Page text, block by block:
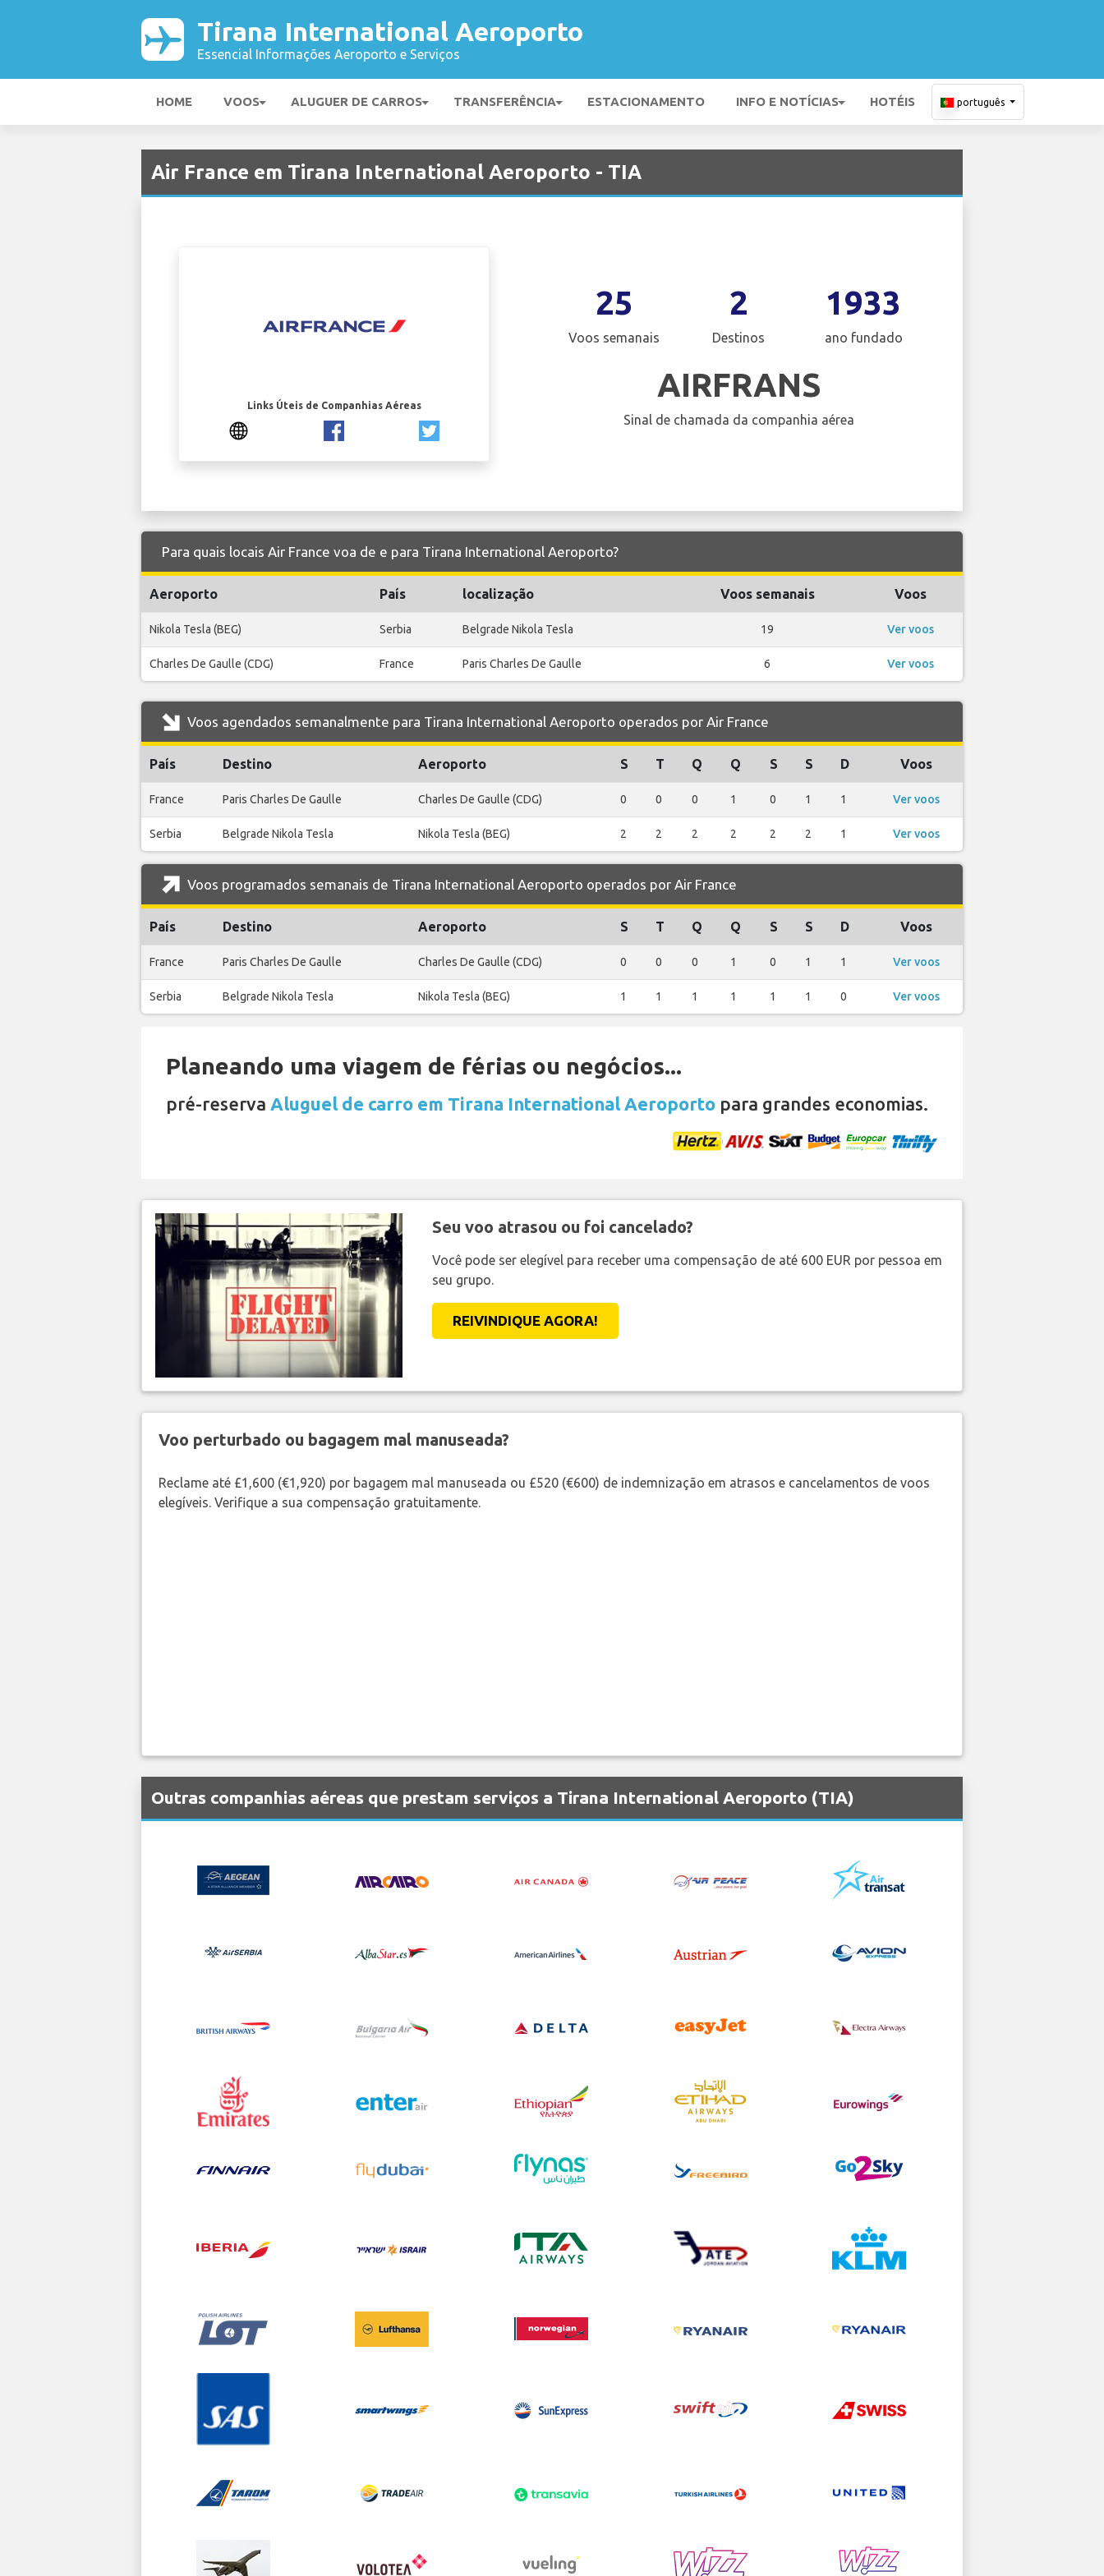
Tirana International Aeroporto
Essencial Informações Aeroporto e Serviços
HOME VOOS ALUGUER DE CARROS TRANSFERÊNCIA ESTACIONAMENTO INFO E NOTÍCIAS HOTÉIS português
Air France em Tirana International Aeroporto - TIA
Links Úteis de Companhias Aéreas
25
Voos semanais
2
Destinos
1933
ano fundado
AIRFRANS
Sinal de chamada da companhia aérea
Para quais locais Air France voa de e para Tirana International Aeroporto?
Aeroporto País localização Voos semanais Voos
Nikola Tesla (BEG) Serbia Belgrade Nikola Tesla 19 Ver voos
Charles De Gaulle (CDG) France Paris Charles De Gaulle 6 Ver voos
Voos agendados semanalmente para Tirana International Aeroporto operados por Air France
País Destino Aeroporto S T Q Q S S D Voos
France Paris Charles De Gaulle Charles De Gaulle (CDG) 0 0 0 1 0 1 1 Ver voos
Serbia Belgrade Nikola Tesla Nikola Tesla (BEG) 2 2 2 2 2 2 1 Ver voos
Voos programados semanais de Tirana International Aeroporto operados por Air France
País Destino Aeroporto S T Q Q S S D Voos
France Paris Charles De Gaulle Charles De Gaulle (CDG) 0 0 0 1 0 1 1 Ver voos
Serbia Belgrade Nikola Tesla Nikola Tesla (BEG) 1 1 1 1 1 1 0 Ver voos
Planeando uma viagem de férias ou negócios...
pré-reserva Aluguel de carro em Tirana International Aeroporto para grandes economias.
Seu voo atrasou ou foi cancelado?
Você pode ser elegível para receber uma compensação de até 600 EUR por pessoa em
seu grupo.
REIVINDIQUE AGORA!
Voo perturbado ou bagagem mal manuseada?
Reclame até £1,600 (€1,920) por bagagem mal manuseada ou £520 (€600) de indemnização em atrasos e cancelamentos de voos
elegíveis. Verifique a sua compensação gratuitamente.
Outras companhias aéreas que prestam serviços a Tirana International Aeroporto (TIA)